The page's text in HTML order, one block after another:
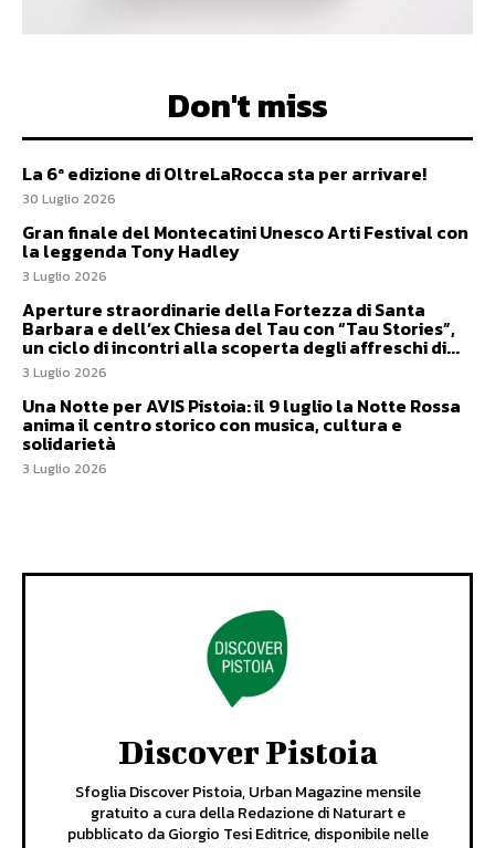
Don't miss
La 6ª edizione di OltreLaRocca sta per arrivare!
30 Luglio 2026
Gran finale del Montecatini Unesco Arti Festival con
la leggenda Tony Hadley
3 Luglio 2026
Aperture straordinarie della Fortezza di Santa
Barbara e dell’ex Chiesa del Tau con “Tau Stories”,
un ciclo di incontri alla scoperta degli affreschi di...
3 Luglio 2026
Una Notte per AVIS Pistoia: il 9 luglio la Notte Rossa
anima il centro storico con musica, cultura e
solidarietà
3 Luglio 2026
Discover Pistoia
Sfoglia Discover Pistoia, Urban Magazine mensile
gratuito a cura della Redazione di Naturart e
pubblicato da Giorgio Tesi Editrice, disponibile nelle